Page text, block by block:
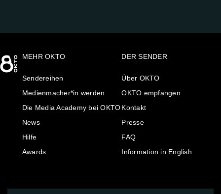
MEHR OKTO
Sendereihen
Medienmacher*in werden
Die Media Academy bei OKTO
News
Hilfe
Awards
DER SENDER
Über OKTO
OKTO empfangen
Kontakt
Presse
FAQ
Information in English